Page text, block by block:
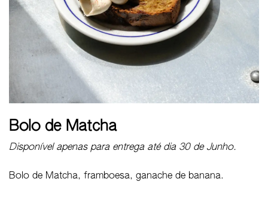
Bolo de Matcha
Disponível apenas para entrega até dia 30 de Junho.
Bolo de Matcha, framboesa, ganache de banana.